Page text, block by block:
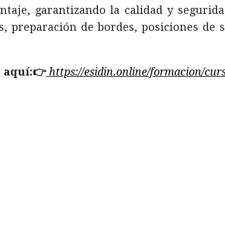
garantizando la calidad y
preparación de bordes, posiciones de
aquí:👉https://esidin.online/formacion/